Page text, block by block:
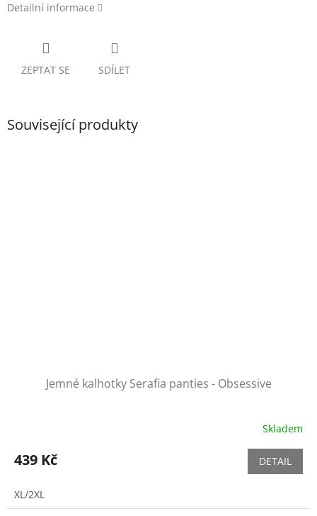
Detailní informace
ZEPTAT SE SDÍLET
Související produkty
Jemné kalhotky Serafia panties - Obsessive
Skladem
439 Kč DETAIL
XL/2XL